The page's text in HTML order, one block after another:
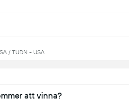
/ TUDN - USA
att vinna?